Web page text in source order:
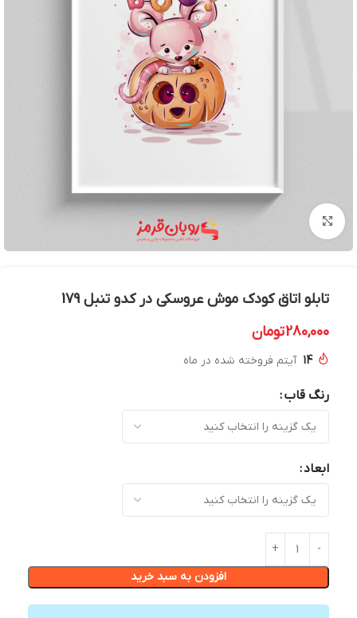
بزرگنمایی تصویر
تابلو اتاق کودک موش عروسکی در کدو تنبل 179
280,000تومان
14 آیتم فروخته شده در ماه
رنگ قاب
ابعاد
افزودن به سبد خرید